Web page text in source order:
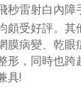
秒雷射白內障
頗受好評。其
膜病變、乾眼
形，同時也跨
具!